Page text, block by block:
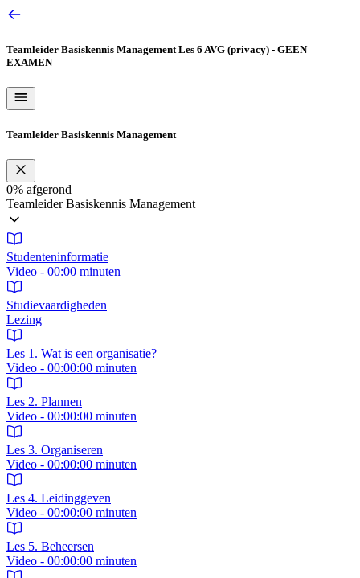
Ga
inhoud
Teamleider Basiskennis ManagementLes 6 AVG (privacy) - GEEN
EXAMEN
Teamleider Basiskennis Management
0% afgerond
Teamleider Basiskennis Management
Studenteninformatie
Video - 00:00 minuten
Studievaardigheden
Lezing
Les 1. Wat is een organisatie?
Video - 00:00:00 minuten
Les 2. Plannen
Video - 00:00:00 minuten
Les 3. Organiseren
Video - 00:00:00 minuten
Les 4. Leidinggeven
Video - 00:00:00 minuten
Les 5. Beheersen
Video - 00:00:00 minuten